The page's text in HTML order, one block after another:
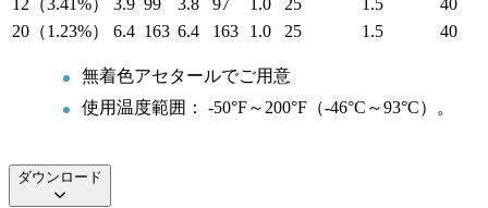
12（3.41%）
3.9 99 3.8 97 1.0 25 1.5
40
20（1.23%）
6.4 163 6.4 163 1.0 25 1.5 40
無着色アセタールでご用意
使用温度範囲： -50°F～200°F（-46°C～93°C）。
ダウンロード